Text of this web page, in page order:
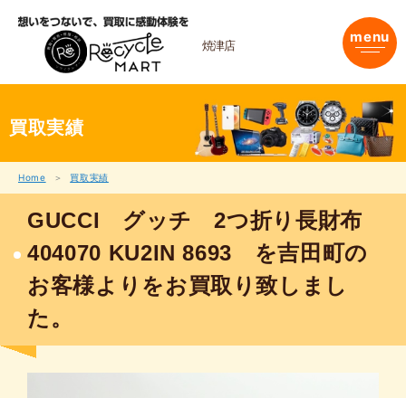
焼津店 menu
買取実績
Home 買取実績
GUCCI グッチ 2つ折り長財布
404070 KU2IN 8693 を吉田町の
お客様よりをお買取り致しまし
た。